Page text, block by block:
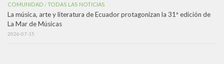
COMUNIDAD /TODAS LAS NOTICIAS
La música, arte y literatura de Ecuador protagonizan la 31ª edición de
La Mar de Músicas
2026-07-15